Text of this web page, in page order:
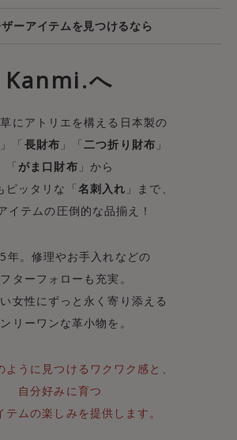
ーアイテムを見つけるなら
Kanmi.へ
にアトリエを構える日本製の
」「 長財布 」「二つ折り財布 」
「 がま口財布 」から
ピッタリな「名刺入れ 」まで、
イテムの圧倒的な品揃え！
年。修理やお手入れなどの
ターフォローも充実。
女性にずっと永く寄り添える
リーワンな革小物を。
ように見つけるワクワク感と、
自分好みに育つ
テムの楽しみを提供します。